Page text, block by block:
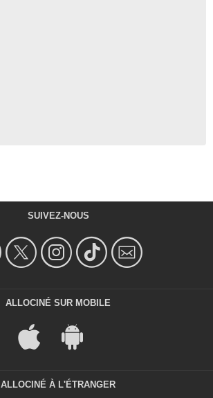
SUIVEZ-NOUS
ALLOCINÉ SUR MOBILE
ALLOCINÉ À L'ÉTRANGER